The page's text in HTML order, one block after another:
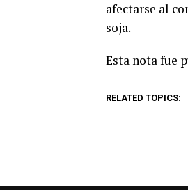
afectarse al
soja.
Esta nota fue
RELATED TOPICS: